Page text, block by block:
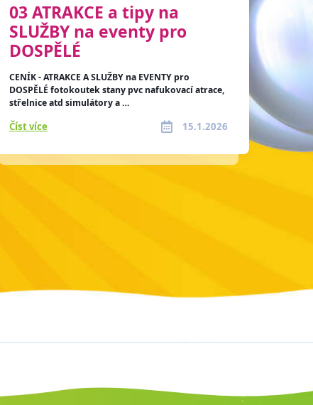
03 ATRAKCE a tipy na
SLUŽBY na eventy pro
DOSPĚLÉ
CENÍK - ATRAKCE A SLUŽBY na EVENTY pro
DOSPĚLÉ fotokoutek stany pvc nafukovací atrace,
střelnice atd simulátory a …
Číst více 15.1.2026